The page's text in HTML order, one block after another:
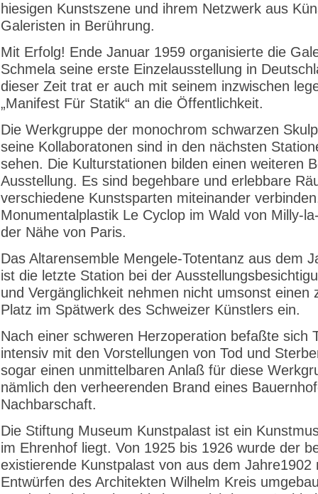
hiesigen Kunstszene und ihrem Netzwerk aus
Galeristen in Berührung.
Mit Erfolg! Ende Januar 1959 organisierte die
Schmela seine erste Einzelausstellung in
dieser Zeit trat er auch mit seinem inzwischen
„Manifest Für Statik“ an die Öffentlichkeit.
Die Werkgruppe der monochrom schwarzen
seine Kollaboratonen sind in den nächsten
sehen. Die Kulturstationen bilden einen weiteren
Ausstellung. Es sind begehbare und erlebbare
verschiedene Kunstsparten miteinander
Monumentalplastik Le Cyclop im Wald von Milly-
der Nähe von Paris.
Das Altarensemble Mengele-Totentanz aus dem
ist die letzte Station bei der
und Vergänglichkeit nehmen nicht umsonst einen
Platz im Spätwerk des Schweizer Künstlers ein.
Nach einer schweren Herzoperation befaßte sich
intensiv mit den Vorstellungen von Tod und
sogar einen unmittelbaren Anlaß für diese
nämlich den verheerenden Brand eines
Nachbarschaft.
Die Stiftung Museum Kunstpalast ist ein
im Ehrenhof liegt. Von 1925 bis 1926 wurde der
existierende Kunstpalast von aus dem Jahre1902
Entwürfen des Architekten Wilhelm Kreis